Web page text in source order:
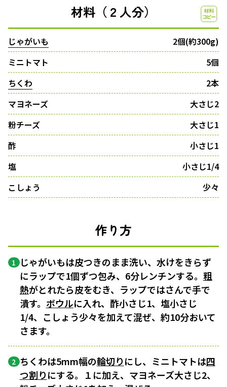
材料（２人分）
じゃがいも
2個(約300g)
ミニトマト
5個
ちくわ
2本
マヨネーズ
大さじ2
粉チーズ
大さじ1
酢
小さじ1
塩
小さじ1/4
こしょう
少々
作り方
1 じゃがいもは皮つきのまま洗い、水けをきらず
にラップで1個ずつ包み、6分レンチンする。 粗
熱がとれたら皮をむき、ラップではさんで手で
潰す。 ボウルに入れ、酢小さじ1、塩小さじ
1/4、こしょう少々を加えて混ぜ、約10分おいて
さます。
2 ちくわは5mm幅の輪切りにし、ミニトマトは四
つ割りにする。１に加え、マヨネーズ大さじ2、